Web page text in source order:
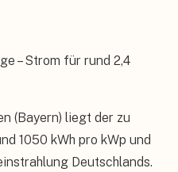
– Strom für rund 2,4
(Bayern) liegt der zu
1050 kWh pro kWp und
Deutschlands.